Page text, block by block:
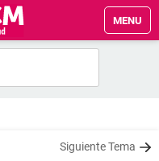
MENU
Siguiente Tema